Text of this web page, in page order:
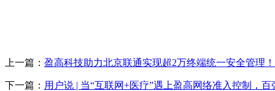
上一篇： 盈高科技助力北京联通实现超2万终端统一安全管理！
下一篇： 用户说 | 当“互联网+医疗”遇上盈高网络准入控制，